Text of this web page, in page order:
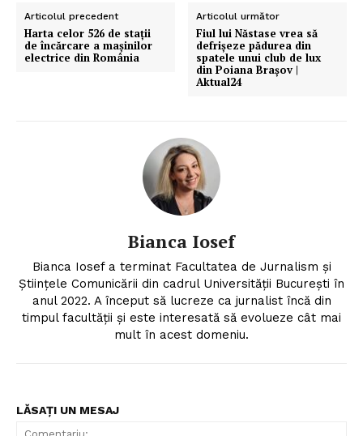
Articolul precedent
Harta celor 526 de stații
de încărcare a mașinilor
electrice din România
Articolul următor
Fiul lui Năstase vrea să
defrișeze pădurea din
spatele unui club de lux
din Poiana Brașov |
Aktual24
Bianca Iosef
Bianca Iosef a terminat Facultatea de Jurnalism și
Științele Comunicării din cadrul Universității București în
anul 2022. A început să lucreze ca jurnalist încă din
timpul facultății și este interesată să evolueze cât mai
mult în acest domeniu.
LĂSAȚI UN MESAJ